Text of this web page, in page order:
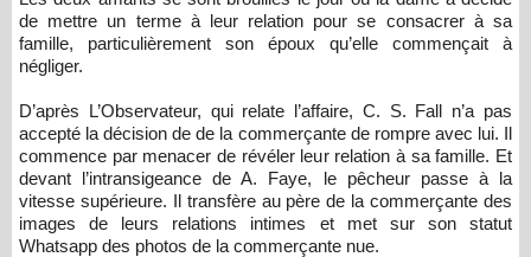
de mettre un terme à leur relation pour se consacrer à sa
famille, particulièrement son époux qu’elle commençait à
négliger.
D’après L’Observateur, qui relate l’affaire, C. S. Fall n’a pas
accepté la décision de de la commerçante de rompre avec lui. Il
commence par menacer de révéler leur relation à sa famille. Et
devant l’intransigeance de A. Faye, le pêcheur passe à la
vitesse supérieure. Il transfère au père de la commerçante des
images de leurs relations intimes et met sur son statut
Whatsapp des photos de la commerçante nue.